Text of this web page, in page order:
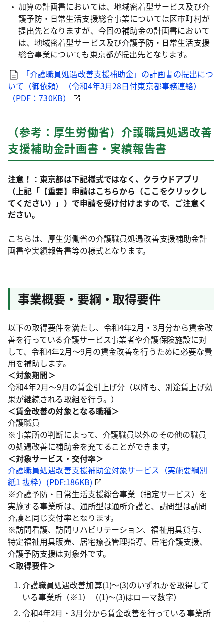
加算の計画書においては、地域密着型サービス及び介
護予防・日常生活支援総合事業については区市町村が
提出先となりますが、今回の補助金の計画書において
は、地域密着型サービス及び介護予防・日常生活支援
総合事業についても東京都が提出先となります。
「介護職員処遇改善支援補助金」の計画書の提出につ
いて（御依頼）（令和4年3月28日付東京都事務連絡）
（PDF：730KB）
（参考：厚生労働省）介護職員処遇改善
支援補助金計画書・実績報告書
注意！：東京都は下記様式ではなく、クラウドアプリ
（上記「【重要】申請はこちらから（ここをクリックし
てください）」）で申請を受け付けますので、ご注意く
ださい。
こちらは、厚生労働省の介護職員処遇改善支援補助金計
画書や実績報告書等の様式となります。
事業概要・要綱・取得要件
以下の取得要件を満たし、令和4年2月・3月分から賃金改
善を行っている介護サービス事業者や介護保険施設に対
して、令和4年2月～9月の賃金改善を行うために必要な費
用を補助します。
＜対象期間＞
令和4年2月～9月の賃金引上げ分（以降も、別途賃上げ効
果が継続される取組を行う。）
＜賃金改善の対象となる職種＞
介護職員
※事業所の判断によって、介護職員以外のその他の職員
の処遇改善に補助金を充てることができます。
＜対象サービス・交付率＞
介護職員処遇改善支援補助金対象サービス（実施要綱別
紙1 抜粋）(PDF:186KB)
※介護予防・日常生活支援総合事業（指定サービス）を
実施する事業所は、通所型は通所介護と、訪問型は訪問
介護と同じ交付率となります。
※訪問看護、訪問リハビリテーション、福祉用具貸与、
特定福祉用具販売、居宅療養管理指導、居宅介護支援、
介護予防支援は対象外です。
＜取得要件＞
介護職員処遇改善加算(1)～(3)のいずれかを取得して
いる事業所（※1）（(1)～(3)はロ―マ数字）
令和4年2月・3月分から賃金改善を行っている事業所